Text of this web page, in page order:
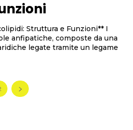
Struttura e Funzioni** I
anfipatiche, composte da una
legate tramite un legame